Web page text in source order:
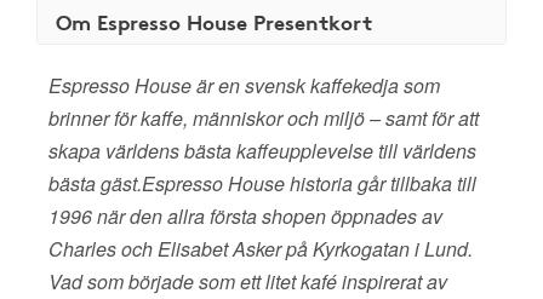
Om Espresso House Presentkort
Espresso House är en svensk kaffekedja som
brinner för kaffe, människor och miljö – samt för att
skapa världens bästa kaffeupplevelse till världens
bästa gäst.Espresso House historia går tillbaka till
1996 när den allra första shopen öppnades av
Charles och Elisabet Asker på Kyrkogatan i Lund.
Vad som började som ett litet kafé inspirerat av